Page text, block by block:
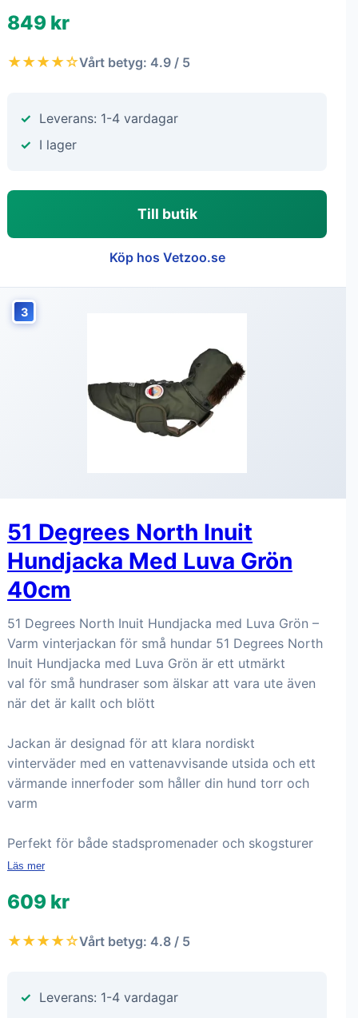
849 kr
★★★★☆Vårt betyg: 4.9 / 5
Leverans: 1-4 vardagar
I lager
Till butik
Köp hos Vetzoo.se
3
51 Degrees North Inuit
Hundjacka Med Luva Grön
40cm
51 Degrees North Inuit Hundjacka med Luva Grön –
Varm vinterjackan för små hundar 51 Degrees North
Inuit Hundjacka med Luva Grön är ett utmärkt
val för små hundraser som älskar att vara ute även
när det är kallt och blött
Jackan är designad för att klara nordiskt
vinterväder med en vattenavvisande utsida och ett
värmande innerfoder som håller din hund torr och
varm
Perfekt för både stadspromenader och skogsturer
Läs mer
609 kr
★★★★☆Vårt betyg: 4.8 / 5
Leverans: 1-4 vardagar